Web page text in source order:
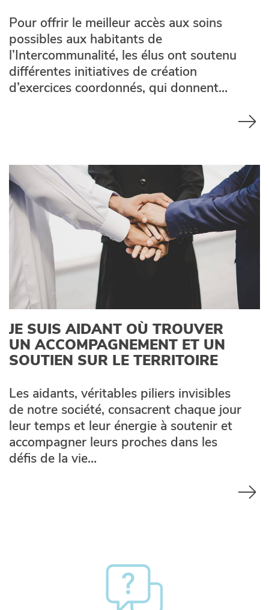
Pour offrir le meilleur accès aux soins
possibles aux habitants de
l’Intercommunalité, les élus ont soutenu
différentes initiatives de création
d’exercices coordonnés, qui donnent…
JE SUIS AIDANT OÙ TROUVER
UN ACCOMPAGNEMENT ET UN
SOUTIEN SUR LE TERRITOIRE
Les aidants, véritables piliers invisibles
de notre société, consacrent chaque jour
leur temps et leur énergie à soutenir et
accompagner leurs proches dans les
défis de la vie…